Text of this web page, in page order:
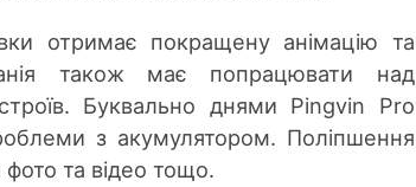
отримає покращену анімацію та
також має попрацювати над
Буквально днями Pingvin Pro
з акумулятором. Поліпшення
фото та відео тощо.